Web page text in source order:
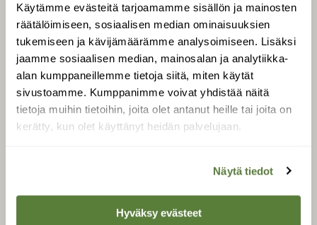
Käytämme evästeitä tarjoamamme sisällön ja mainosten
räätälöimiseen, sosiaalisen median ominaisuuksien
tukemiseen ja kävijämäärämme analysoimiseen. Lisäksi
jaamme sosiaalisen median, mainosalan ja analytiikka-
alan kumppaneillemme tietoja siitä, miten käytät
sivustoamme. Kumppanimme voivat yhdistää näitä
tietoja muihin tietoihin, joita olet antanut heille tai joita on
kerätty, kun olet käyttänyt heidän palvelujaan.
Näytä tiedot
Hyväksy evästeet
Äänestä parasta juttua
Tilaa uutiskirje
SUOMEN LUONNON­
SUOJELU­LIITTO
Suomen Luonto -lehden
luonnonsuojelu­liitto.